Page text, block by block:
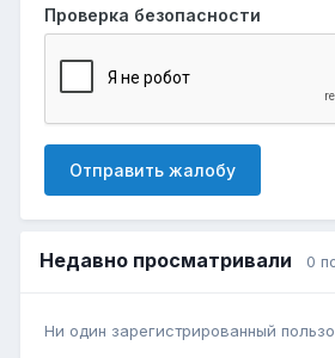
Проверка безопасности
Отправить жалобу
Недавно просматривали 0
Ни один зарегистрированный